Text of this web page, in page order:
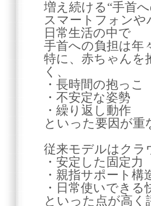
増え続ける“手首
スマートフォンや
日常生活の中で
手首への負担は年
特に、赤ちゃんを
く、
・長時間の抱っこ
・不安定な姿勢
・繰り返し動作
といった要因が
従来モデルはクラ
・安定した固定力
・親指サポート構
・日常使いできる
といった点が高